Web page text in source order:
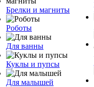
Брелки и магниты
Роботы
Для ванны
Куклы и пупсы
Для малышей